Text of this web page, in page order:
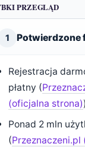
PRZEGLĄD
1 Potwierdzone
Rejestracja
płatny (
(oficjalna strona))
Ponad 2 mln
(Przeznaczeni.pl